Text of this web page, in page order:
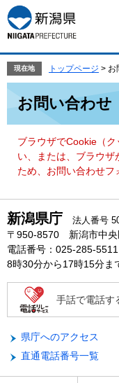
ー
ジ
の
頭
す。
ニ
ュ
ー
飛
て
現在地 トップページ > お
お問い合わせ
ブラウザでCookie（
い、または、ブラウ
ため、お問い合わせフ
新潟県庁 法人番号
〒950-8570 新潟市中央
電話番号：025-285-5511
8時30分から17時15分ま
手話で電話す
県庁へのアクセス
直通電話番号一覧